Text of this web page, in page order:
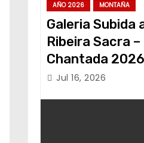
AÑO 2026 MONTAÑA
Galeria Subida
Ribeira Sacra –
Chantada
Alvariño
Jul 16, 2026